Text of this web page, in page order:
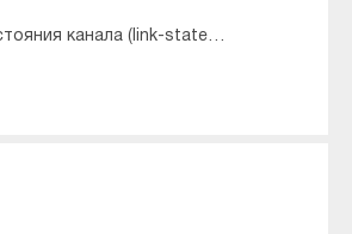
канала (link-state…